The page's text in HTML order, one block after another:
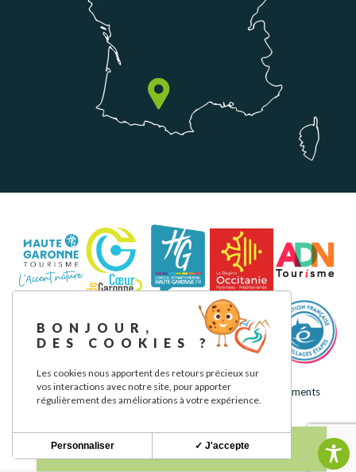
Mentions légalesPolitique de confidentialité Nos engagements
BONJOUR,
DES COOKIES ?
Les cookies nous apportent des retours précieux sur
vos interactions avec notre site, pour apporter
régulièrement des améliorations à votre expérience.
✓ J'accepte
Personnaliser